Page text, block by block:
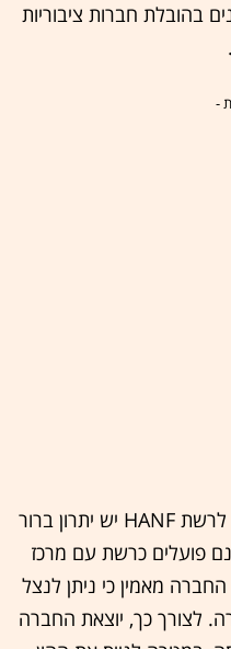
בהובלת חברות ציבוריות
-
כעת, על רקע השינוי הרגולטורי, לרשת HANF יש יתרון ברור
פועלים כרשת עם מרכז
מאמין כי ניתן לנצל
לצורך כך, יוצאת החברה